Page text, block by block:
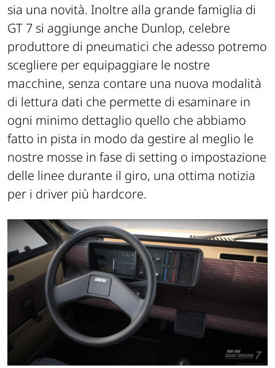
sia una novità. Inoltre alla grande famiglia di
GT 7 si aggiunge anche Dunlop, celebre
produttore di pneumatici che adesso potremo
scegliere per equipaggiare le nostre
macchine, senza contare una nuova modalità
di lettura dati che permette di esaminare in
ogni minimo dettaglio quello che abbiamo
fatto in pista in modo da gestire al meglio le
nostre mosse in fase di setting o impostazione
delle linee durante il giro, una ottima notizia
per i driver più hardcore.